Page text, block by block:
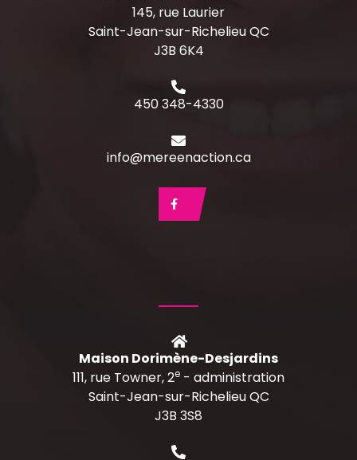
145, rue Laurier
Saint-Jean-sur-Richelieu QC
J3B 6K4
450 348-4330
info@mereenaction.ca
Maison Dorimène-Desjardins
111, rue Towner, 2e - administration
Saint-Jean-sur-Richelieu QC
J3B 3S8